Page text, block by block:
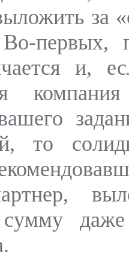
за
первых,
и,
то
сумму